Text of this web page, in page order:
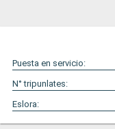
Puesta en servicio:
N° tripunlates:
Eslora: